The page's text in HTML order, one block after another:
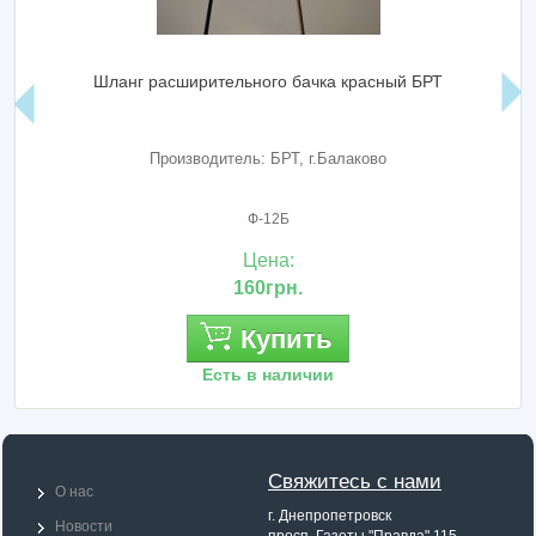
Шланг расширительного бачка красный БРТ
Производитель: БРТ, г.Балаково
Ф-12Б
Цена:
160грн.
Купить
Есть в наличии
Свяжитесь с нами
г. Днепропетровск
О нас
Новости